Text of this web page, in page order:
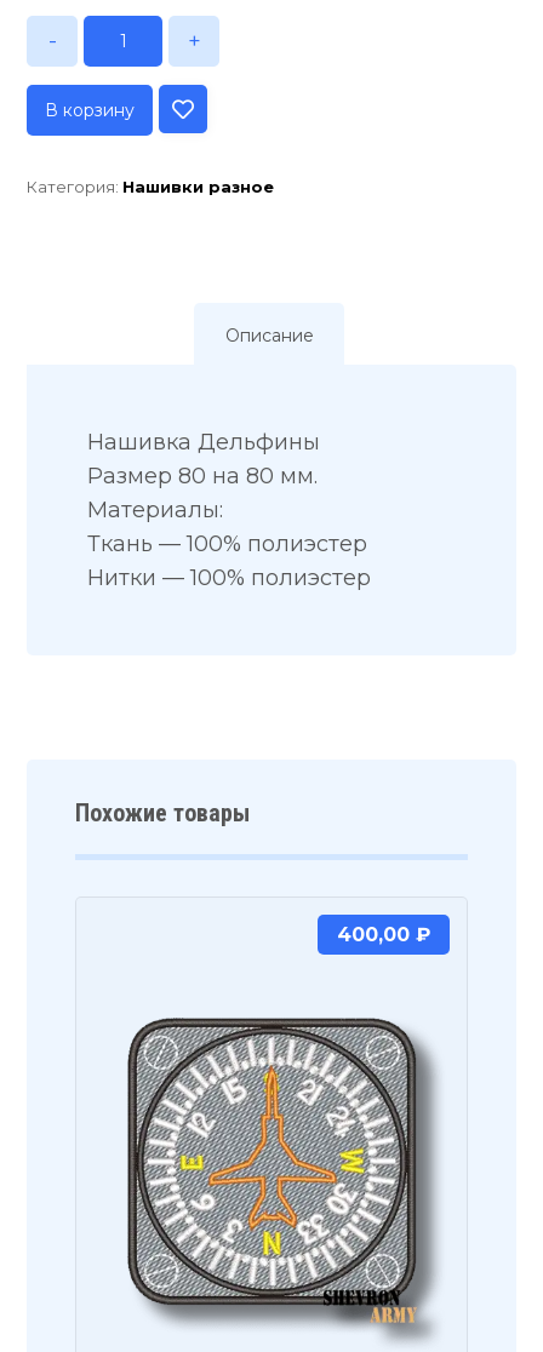
- +
В корзину
Категория: Нашивки разное
Описание
Нашивка Дельфины
Размер 80 на 80 мм.
Материалы:
Ткань — 100% полиэстер
Нитки — 100% полиэстер
Похожие товары
400,00 ₽